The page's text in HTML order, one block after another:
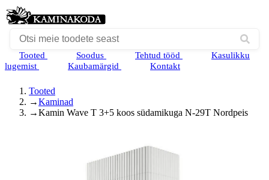
Tooted Soodus Tehtud tööd
Kasulikku
lugemist
Kaubamärgid Kontakt
Tooted
→Kaminad
→Kamin Wave T 3+5 koos südamikuga N-29T Nordpeis